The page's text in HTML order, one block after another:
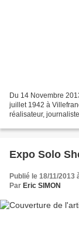
Du 14 Novembre
juillet 1942 à
réalisateur,
Expo Solo
Publié le 18/11/2013
Par Eric SIMON